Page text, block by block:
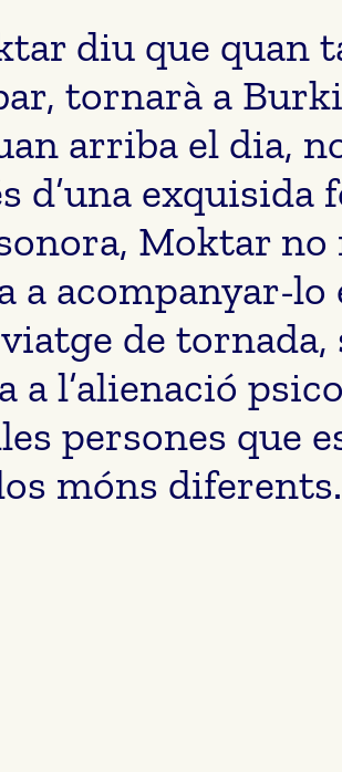
diu que quan
tornarà a
arriba el dia,
d’una exquisida
Moktar no
a acompanyar-lo
de tornada,
a l’alienació
persones que
móns diferents.